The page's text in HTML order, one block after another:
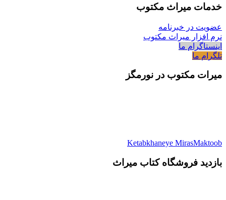
خدمات میراث مکتوب
عضویت در خبرنامه
نرم افزار میراث مکتوب
اینستاگرام ما
تلگرام ما
میرات مکتوب در نورمگز
Ketabkhaneye MirasMaktoob
بازدید فروشگاه کتاب میراث